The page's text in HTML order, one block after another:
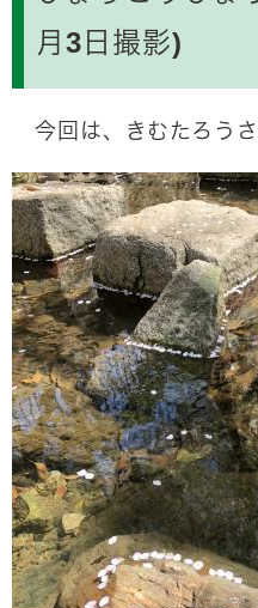
月3日撮影)
今回は、きむたろうさ